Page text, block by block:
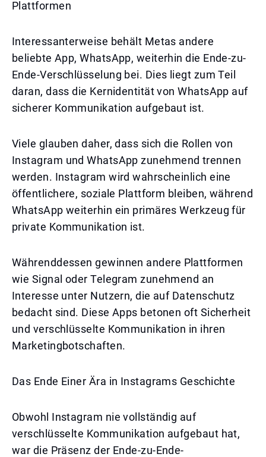
Plattformen
Interessanterweise behält Metas andere
beliebte App, WhatsApp, weiterhin die Ende-zu-
Ende-Verschlüsselung bei. Dies liegt zum Teil
daran, dass die Kernidentität von WhatsApp auf
sicherer Kommunikation aufgebaut ist.
Viele glauben daher, dass sich die Rollen von
Instagram und WhatsApp zunehmend trennen
werden. Instagram wird wahrscheinlich eine
öffentlichere, soziale Plattform bleiben, während
WhatsApp weiterhin ein primäres Werkzeug für
private Kommunikation ist.
Währenddessen gewinnen andere Plattformen
wie Signal oder Telegram zunehmend an
Interesse unter Nutzern, die auf Datenschutz
bedacht sind. Diese Apps betonen oft Sicherheit
und verschlüsselte Kommunikation in ihren
Marketingbotschaften.
Das Ende Einer Ära in Instagrams Geschichte
Obwohl Instagram nie vollständig auf
verschlüsselte Kommunikation aufgebaut hat,
war die Präsenz der Ende-zu-Ende-